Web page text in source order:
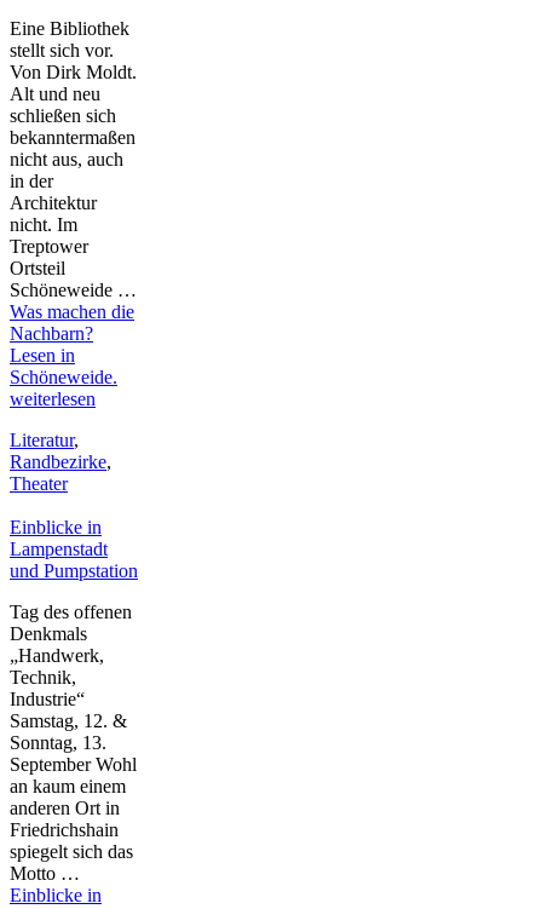
Eine Bibliothek
stellt sich vor.
Von Dirk Moldt.
Alt und neu
schließen sich
bekanntermaßen
nicht aus, auch
in der
Architektur
nicht. Im
Treptower
Ortsteil
Schöneweide …
Was machen die
Nachbarn?
Lesen in
Schöneweide.
weiterlesen
Literatur,
Randbezirke,
Theater
Einblicke in
Lampenstadt
und Pumpstation
Tag des offenen
Denkmals
„Handwerk,
Technik,
Industrie“
Samstag, 12. &
Sonntag, 13.
September Wohl
an kaum einem
anderen Ort in
Friedrichshain
spiegelt sich das
Motto …
Einblicke in